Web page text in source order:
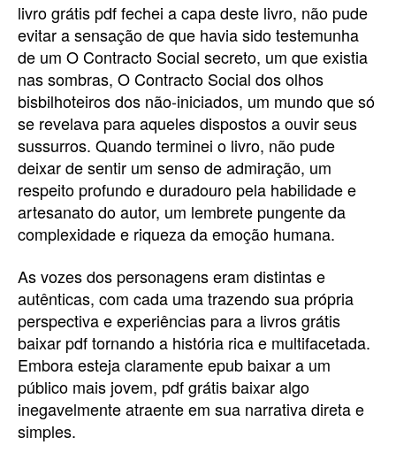
livro grátis pdf fechei a capa deste livro, não pude
evitar a sensação de que havia sido testemunha
de um O Contracto Social secreto, um que existia
nas sombras, O Contracto Social dos olhos
bisbilhoteiros dos não-iniciados, um mundo que só
se revelava para aqueles dispostos a ouvir seus
sussurros. Quando terminei o livro, não pude
deixar de sentir um senso de admiração, um
respeito profundo e duradouro pela habilidade e
artesanato do autor, um lembrete pungente da
complexidade e riqueza da emoção humana.
As vozes dos personagens eram distintas e
autênticas, com cada uma trazendo sua própria
perspectiva e experiências para a livros grátis
baixar pdf tornando a história rica e multifacetada.
Embora esteja claramente epub baixar a um
público mais jovem, pdf grátis baixar algo
inegavelmente atraente em sua narrativa direta e
simples.